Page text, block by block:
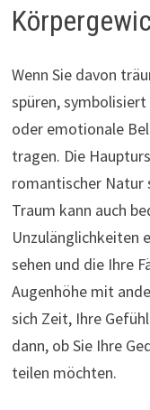
Wenn Sie davon
spüren,
oder emotionale
tragen. Die
romantischer Natur
Traum kann auch
Unzulänglichkeiten
sehen und die Ihre
Augenhöhe mit
sich Zeit, Ihre
dann, ob Sie Ihre
teilen möchten.